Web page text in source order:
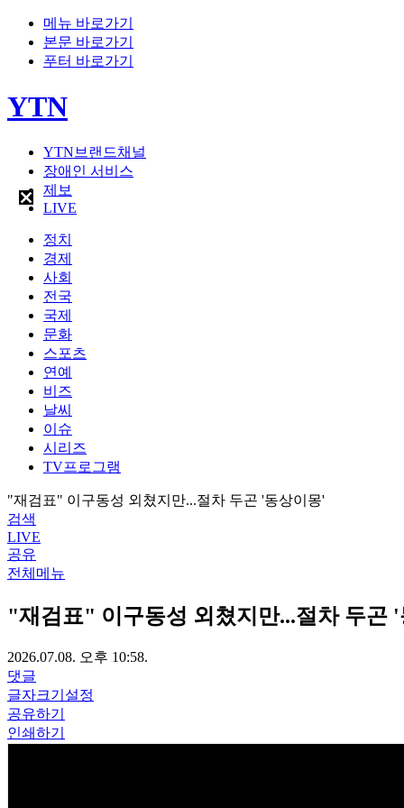
메뉴 바로가기
본문 바로가기
푸터 바로가기
YTN
YTN브랜드채널
장애인 서비스
제보
LIVE
정치
경제
사회
전국
국제
문화
스포츠
연예
비즈
날씨
이슈
시리즈
TV프로그램
"재검표" 이구동성 외쳤지만...절차 두곤 '동상이몽'
검색
LIVE
공유
전체메뉴
"재검표" 이구동성 외쳤지만...절차 두곤
2026.07.08. 오후 10:58.
댓글
글자크기설정
공유하기
인쇄하기